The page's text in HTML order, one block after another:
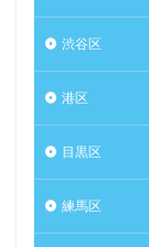
渋谷区
港区
目黒区
練馬区